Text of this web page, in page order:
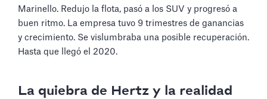
Marinello. Redujo la flota, pasó a los SUV y progresó a
buen ritmo. La empresa tuvo 9 trimestres de ganancias
y crecimiento. Se vislumbraba una posible recuperación.
Hasta que llegó el 2020.
La quiebra de Hertz y la realidad